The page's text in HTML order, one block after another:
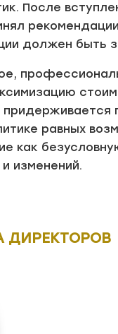
После
должен быть
равных
как
изменений.
ДИРЕКТОРОВ